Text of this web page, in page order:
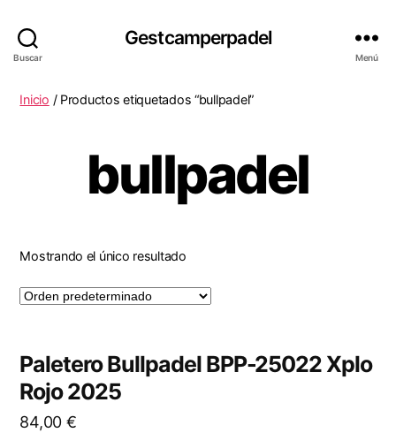
Buscar
Gestcamperpadel
Menú
Inicio / Productos etiquetados “bullpadel”
bullpadel
Mostrando el único resultado
Paletero Bullpadel BPP-25022 Xplo
Rojo 2025
84,00 €